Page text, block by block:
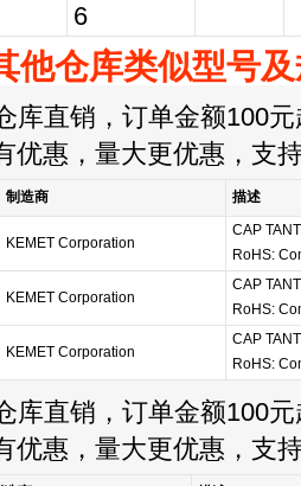
6
他仓库类似型号
直销，订单金额100元
优惠，量大更优惠，支
制造商
描述
KEMET Corporation
CAP
RoHS:
KEMET Corporation
CAP
RoHS:
KEMET Corporation
CAP
RoHS:
直销，订单金额100元
优惠，量大更优惠，支